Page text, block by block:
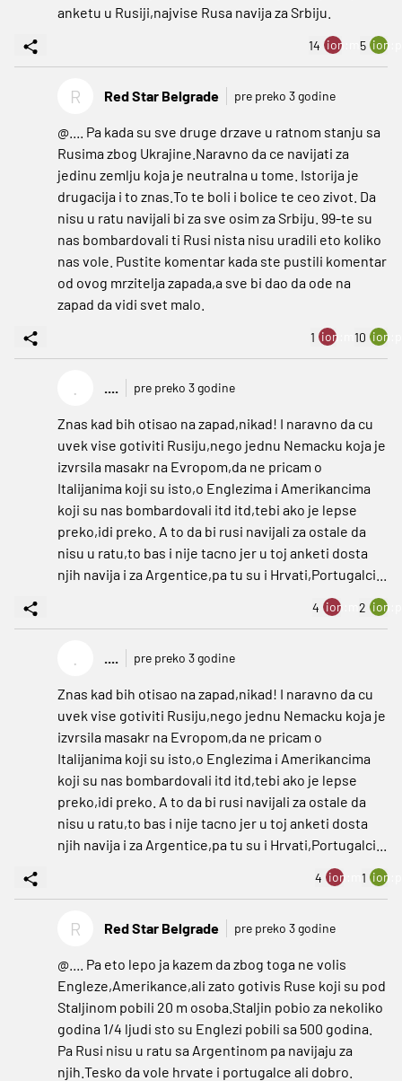
anketu u Rusiji,najvise Rusa navija za Srbiju.
14 ion:minus
5
R Red Star Belgrade pre preko 3 godine
@.... Pa kada su sve druge drzave u ratnom stanju sa
Rusima zbog Ukrajine.Naravno da ce navijati za
jedinu zemlju koja je neutralna u tome. Istorija je
drugacija i to znas.To te boli i bolice te ceo zivot. Da
nisu u ratu navijali bi za sve osim za Srbiju. 99-te su
nas bombardovali ti Rusi nista nisu uradili eto koliko
nas vole. Pustite komentar kada ste pustili komentar
od ovog mrzitelja zapada,a sve bi dao da ode na
zapad da vidi svet malo.
1 ion:minus
10
. .... pre preko 3 godine
Znas kad bih otisao na zapad,nikad! I naravno da cu
uvek vise gotiviti Rusiju,nego jednu Nemacku koja je
izvrsila masakr na Evropom,da ne pricam o
Italijanima koji su isto,o Englezima i Amerikancima
koji su nas bombardovali itd itd,tebi ako je lepse
preko,idi preko. A to da bi rusi navijali za ostale da
nisu u ratu,to bas i nije tacno jer u toj anketi dosta
njih navija i za Argentice,pa tu su i Hrvati,Portugalci...
4 ion:minus
2
. .... pre preko 3 godine
Znas kad bih otisao na zapad,nikad! I naravno da cu
uvek vise gotiviti Rusiju,nego jednu Nemacku koja je
izvrsila masakr na Evropom,da ne pricam o
Italijanima koji su isto,o Englezima i Amerikancima
koji su nas bombardovali itd itd,tebi ako je lepse
preko,idi preko. A to da bi rusi navijali za ostale da
nisu u ratu,to bas i nije tacno jer u toj anketi dosta
njih navija i za Argentice,pa tu su i Hrvati,Portugalci...
4 ion:minus
1
R Red Star Belgrade pre preko 3 godine
@.... Pa eto lepo ja kazem da zbog toga ne volis
Engleze,Amerikance,ali zato gotivis Ruse koji su pod
Staljinom pobili 20 m osoba.Staljin pobio za nekoliko
godina 1/4 ljudi sto su Englezi pobili sa 500 godina.
Pa Rusi nisu u ratu sa Argentinom pa navijaju za
njih.Tesko da vole hrvate i portugalce ali dobro.